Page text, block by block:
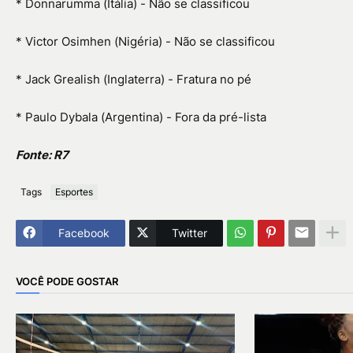
* Donnarumma (Itália) - Não se classificou
* Victor Osimhen (Nigéria) - Não se classificou
* Jack Grealish (Inglaterra) - Fratura no pé
* Paulo Dybala (Argentina) - Fora da pré-lista
Fonte: R7
Tags Esportes
Facebook Twitter
VOCÊ PODE GOSTAR